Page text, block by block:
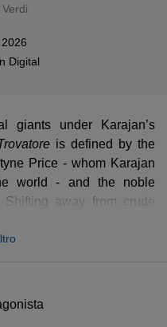
Digital
giants under Karajan’s
is defined by the
Price - whom Karajan
world - and the noble
away from crude
where the Berlin